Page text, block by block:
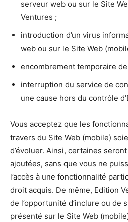
serveur web ou sur le Site
Ventures ;
introduction d’un virus
web ou sur le Site Web
encombrement temporaire
interruption du service de
une cause hors du contrôle
Vous acceptez que les
travers du Site Web (mobile)
d’évoluer. Ainsi, certaines
ajoutées, sans que vous ne
l’accès à une fonctionnalité
droit acquis. De même, Edition
de l’opportunité d’inclure ou de
présenté sur le Site Web